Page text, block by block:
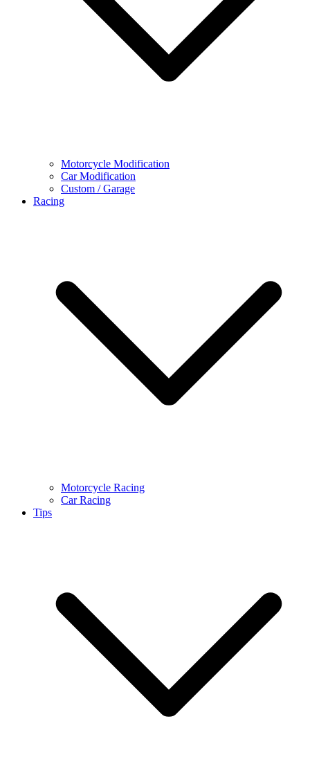
Motorcycle Modification
Car Modification
Custom / Garage
Racing
Motorcycle Racing
Car Racing
Tips